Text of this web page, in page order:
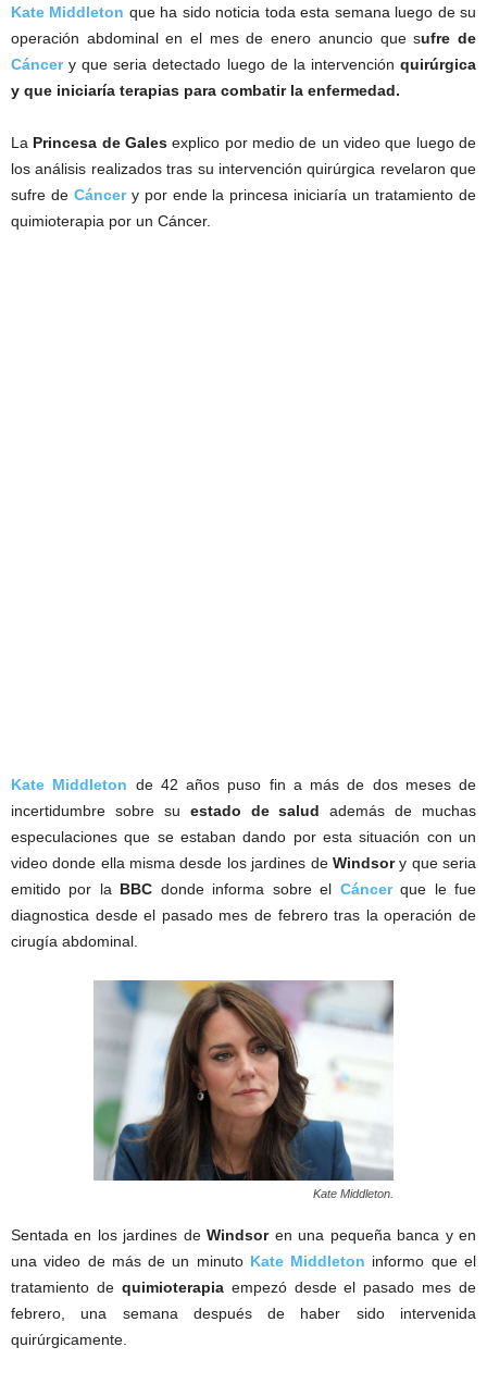
Kate Middleton que ha sido noticia toda esta semana luego de su
operación abdominal en el mes de enero anuncio que sufre de
Cáncery que seria detectado luego de la intervención quirúrgica
y que iniciaría terapias para combatir la enfermedad.
La Princesa de Gales explico por medio de un video que luego de
los análisis realizados tras su intervención quirúrgica revelaron que
sufre de Cáncery por ende la princesa iniciaría un tratamiento de
quimioterapia por un Cáncer.
Kate Middleton de 42 años puso fin a más de dos meses de
incertidumbre sobre su estado de salud además de muchas
especulaciones que se estaban dando por esta situación con un
video donde ella misma desde los jardines de Windsory que seria
emitido por la BBC donde informa sobre el Cáncerque le fue
diagnostica desde el pasado mes de febrero tras la operación de
cirugía abdominal.
Kate Middleton.
Sentada en los jardines deWindsoren una pequeña banca y en
una video de más de un minuto Kate Middleton informo que el
tratamiento de quimioterapiaempezó desde el pasado mes de
febrero, una semana después de haber sido intervenida
quirúrgicamente.